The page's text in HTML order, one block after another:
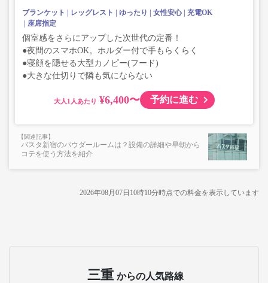
ブランケット レッグレスト ゆったり 女性安心
充電OK
座席指定
個室感をさらにアップした次世代の定番！
●夜間のスマホOK。ホルダー付で手もらくらく
●寝顔を隠せる大型カノピー(フード)
●大きな仕切りで隣も気にならない
大人 ¥6,400〜 予約に進む
バスタ新宿のパウダールームは？設備の詳細や早朝から
コテを使う方法を紹介
2026年08月07日10時10分時点での料金を表示しています
三重 からの人気路線